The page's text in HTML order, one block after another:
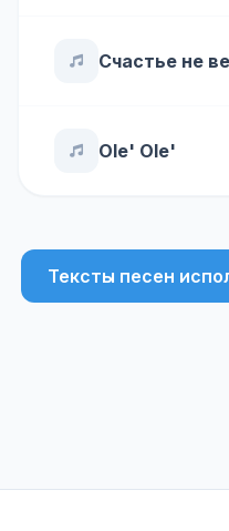
Счастье не
Ole' Ole'
Тексты песен